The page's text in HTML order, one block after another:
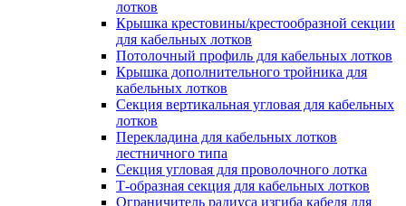
лотков
Крышка крестовины/крестообразной секции
для кабельных лотков
Потолочный профиль для кабельных лотков
Крышка дополнительного тройника для
кабельных лотков
Секция вертикальная угловая для кабельных
лотков
Перекладина для кабельных лотков
лестничного типа
Секция угловая для проволочного лотка
Т-образная секция для кабельных лотков
Ограничитель радиуса изгиба кабеля для